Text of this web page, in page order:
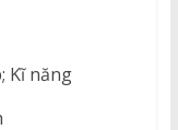
Kĩ năng